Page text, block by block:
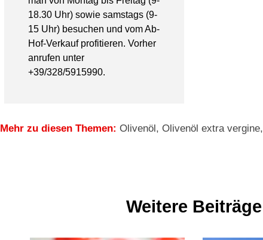
18.30 Uhr) sowie samstags (9-
15 Uhr) besuchen und vom Ab-
Hof-Verkauf profitieren. Vorher
anrufen unter
+39/328/5915990.
Mehr zu diesen Themen: Olivenöl, Olivenöl extra vergine,
Weitere Beiträge